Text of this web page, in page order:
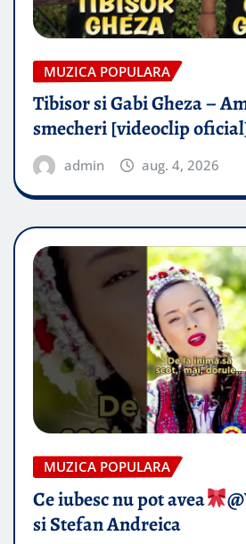
MUZICA POPULARA
Tibisor si Gabi Gheza –
smecheri [videoclip
admin aug. 4, 2026
MUZICA POPULARA
Ce iubesc nu pot avea
si Stefan Andreica